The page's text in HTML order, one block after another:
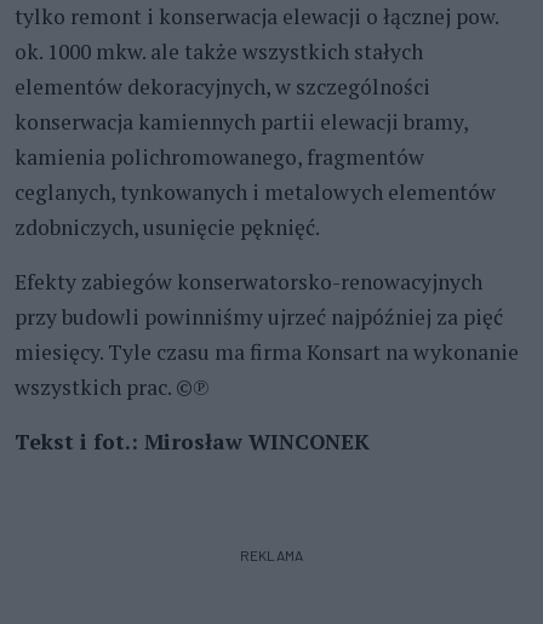
tylko remont i konserwacja elewacji o łącznej pow.
ok. 1000 mkw. ale także wszystkich stałych
elementów dekoracyjnych, w szczególności
konserwacja kamiennych partii elewacji bramy,
kamienia polichromowanego, fragmentów
ceglanych, tynkowanych i metalowych elementów
zdobniczych, usunięcie pęknięć.
Efekty zabiegów konserwatorsko-renowacyjnych
przy budowli powinniśmy ujrzeć najpóźniej za pięć
miesięcy. Tyle czasu ma firma Konsart na wykonanie
wszystkich prac. ©℗
Tekst i fot.: Mirosław WINCONEK
REKLAMA